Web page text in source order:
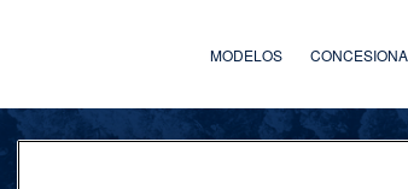
MODELOS